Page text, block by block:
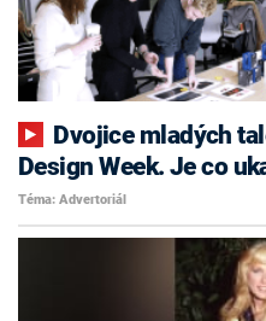
Design Week. Je co
Téma: Advertoriál